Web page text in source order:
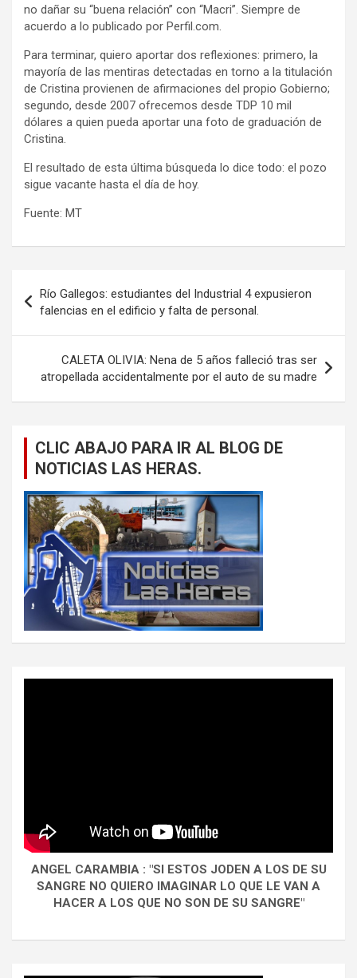
no dañar su “buena relación” con “Macri”. Siempre de
acuerdo a lo publicado por Perfil.com.
Para terminar, quiero aportar dos reflexiones: primero, la
mayoría de las mentiras detectadas en torno a la titulación
de Cristina provienen de afirmaciones del propio Gobierno;
segundo, desde 2007 ofrecemos desde TDP 10 mil
dólares a quien pueda aportar una foto de graduación de
Cristina.
El resultado de esta última búsqueda lo dice todo: el pozo
sigue vacante hasta el día de hoy.
Fuente: MT
de
entradas
Río Gallegos: estudiantes del Industrial 4 expusieron
falencias en el edificio y falta de personal.
CALETA OLIVIA: Nena de 5 años falleció tras ser
atropellada accidentalmente por el auto de su madre
CLIC ABAJO PARA IR AL BLOG DE
NOTICIAS LAS HERAS.
ANGEL CARAMBIA : "SI ESTOS JODEN A LOS DE SU
SANGRE NO QUIERO IMAGINAR LO QUE LE VAN A
HACER A LOS QUE NO SON DE SU SANGRE"